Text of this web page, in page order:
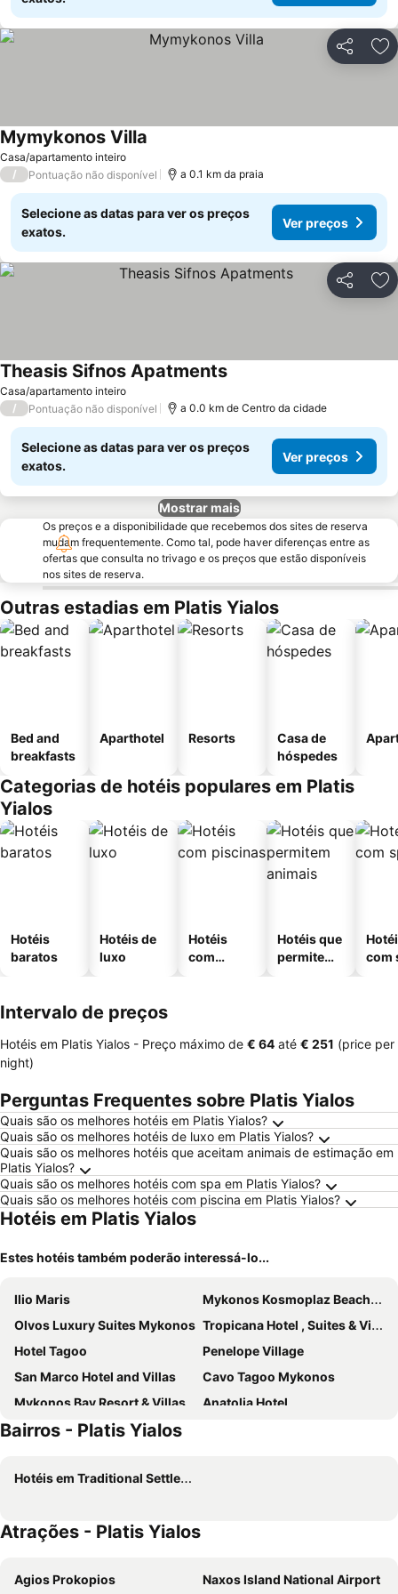
Partilhar
Casa/apartamento inteiro
Mymykonos Villa
/ Pontuação não disponível a 0.1 km da praia
Selecione as datas para ver os preços
exatos.
Ver preços
Partilhar
Casa/apartamento inteiro
Theasis Sifnos Apatments
/ Pontuação não disponível a 0.0 km de Centro da cidade
Selecione as datas para ver os preços
exatos.
Ver preços
Mostrar mais
Os preços e a disponibilidade que recebemos dos sites de reserva
mudam frequentemente. Como tal, pode haver diferenças entre as
ofertas que consulta no trivago e os preços que estão disponíveis
nos sites de reserva.
Outras estadias em Platis Yialos
Bed and
breakfasts
Aparthotel Resorts
Casa de
hóspedes
Categorias de hotéis populares em Platis
Yialos
Hotéis
baratos
Hotéis de
luxo
Hotéis
com
Hotéis que
permitem
com
Intervalo de preços
Hotéis em Platis Yialos - Preço máximo de ‎€ 64 até ‎€ 251 (price per
night)
Perguntas Frequentes sobre Platis Yialos
Quais são os melhores hotéis em Platis Yialos?
Quais são os melhores hotéis de luxo em Platis Yialos?
Quais são os melhores hotéis que aceitam animais de estimação em
Platis Yialos?
Quais são os melhores hotéis com spa em Platis Yialos?
Quais são os melhores hotéis com piscina em Platis Yialos?
Hotéis em Platis Yialos
Estes hotéis também poderão interessá-lo...
Ilio Maris
Mykonos Kosmoplaz Beach Resort Hotel
Olvos Luxury Suites Mykonos Tropicana Hotel , Suites & Villas Mykonos
Hotel Tagoo
Penelope Village
San Marco Hotel and Villas
Cavo Tagoo Mykonos
Mykonos Bay Resort & Villas
Anatolia Hotel
Matogianni Hotel
Lithos by Spyros & Flora
Kouros Hotel & Suites
Greco Philia Hotel Boutique
Absolute Mykonos Suites & More
Bairros - Platis Yialos
Hotéis em Traditional Settlement of Mykonos
Atrações - Platis Yialos
Agios Prokopios
Naxos Island National Airport